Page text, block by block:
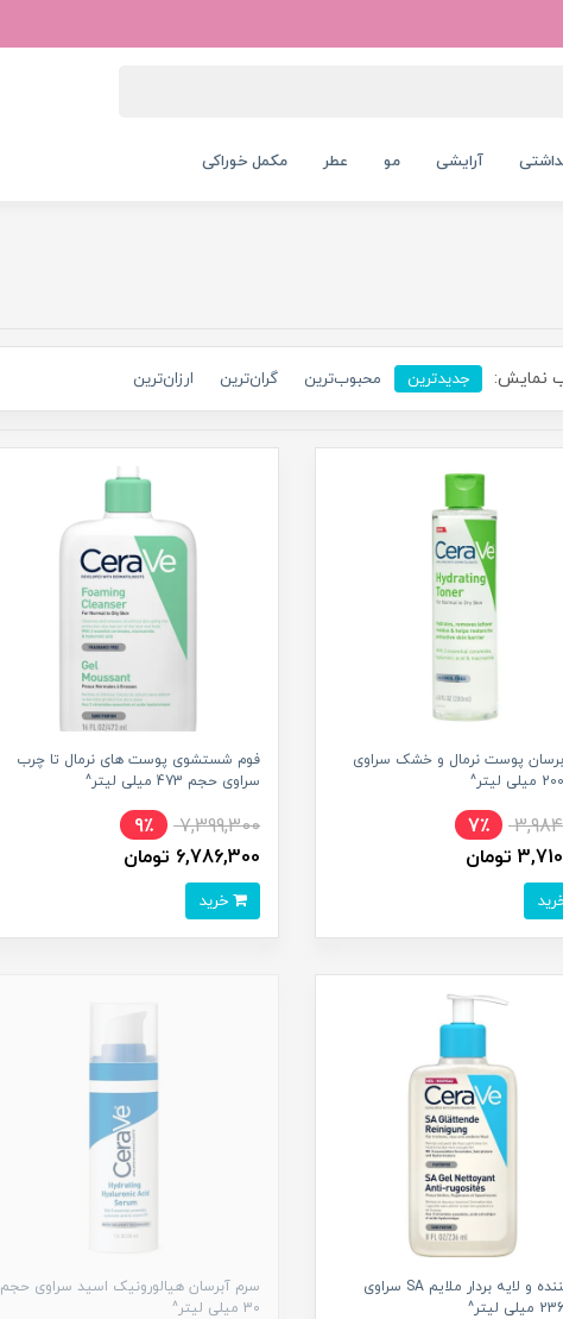
آرایشی مو عطر مکمل خوراکی
نمایش: جدیدترین محبوب‌ترین گران‌ترین ارزان‌ترین
پوست نرمال و خشک سراوی
7٪
تومان
فوم شستشوی پوست های نرمال تا چرب
سراوی حجم 473 میلی لیتر^
7,399,300
9٪
6,786,300 تومان
خرید
پاک کننده و لایه بردار ملایم SA سراوی
سرم آبرسان هیالورونیک اسید سراوی حجم
30 میلی لیتر^